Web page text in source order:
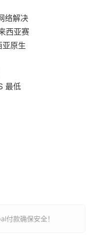
络解决
西亚赛
原生
最低
付款确保安全！